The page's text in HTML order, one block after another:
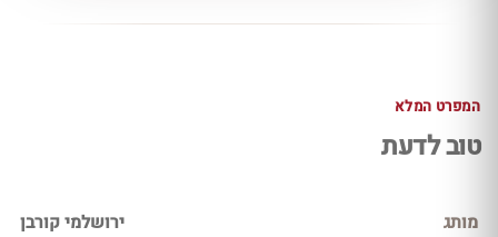
המפרט המלא
טוב לדעת
מותג ירושלמי קורבן